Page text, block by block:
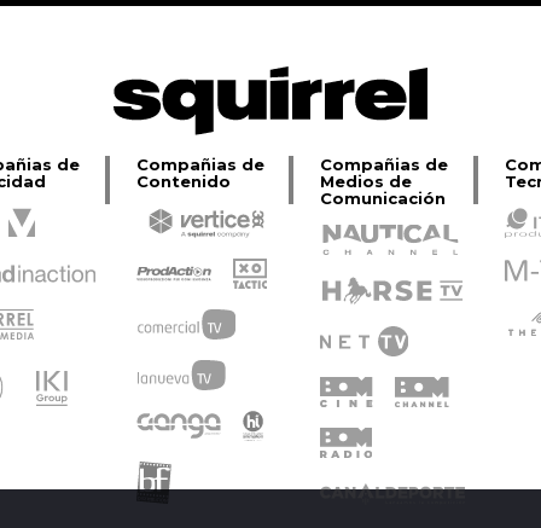
de
Compañias de
Contenido
Compañias de
Medios de
Comunicación